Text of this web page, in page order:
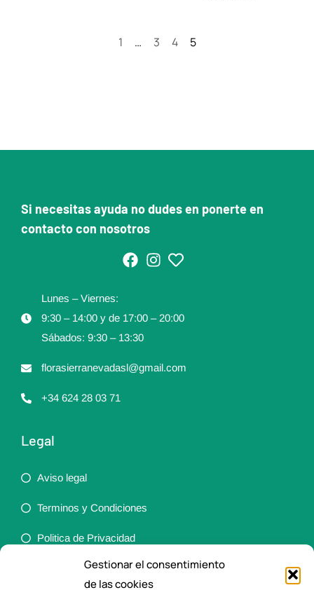
Gestionar el consentimiento
de las cookies
1 … 3 4 5
Si necesitas ayuda no dudes en ponerte en
contacto con nosotros
Lunes – Viernes:
9:30 – 14:00 y de 17:00 – 20:00
Sábados: 9:30 – 13:30
florasierranevadasl@gmail.com
+34 624 28 03 71
Legal
Aviso legal
Terminos y Condiciones
Politica de Privacidad
Política de cookies (UE)